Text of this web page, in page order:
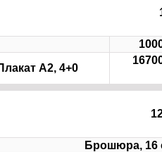
А2, 4+0
Брошюра, 16